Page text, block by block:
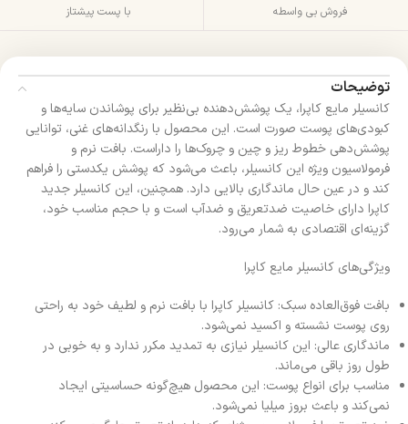
فروش بی واسطه با پست پیشتاز
توضیحات
کانسیلر مایع کاپرا، یک پوشش‌دهنده بی‌نظیر برای پوشاندن سایه‌ها و
کبودی‌های پوست صورت است. این محصول با رنگدانه‌های غنی، توانایی
پوشش‌دهی خطوط ریز و چین و چروک‌ها را داراست. بافت نرم و
فرمولاسیون ویژه این کانسیلر، باعث می‌شود که پوشش یکدستی را فراهم
کند و در عین حال ماندگاری بالایی دارد. همچنین، این کانسیلر جدید
کاپرا دارای خاصیت ضدتعریق و ضدآب است و با حجم مناسب خود،
گزینه‌ای اقتصادی به شمار می‌رود.
ویژگی‌های کانسیلر مایع کاپرا
بافت فوق‌العاده سبک: کانسیلر کاپرا با بافت نرم و لطیف خود به راحتی
روی پوست نشسته و اکسید نمی‌شود.
ماندگاری عالی: این کانسیلر نیازی به تمدید مکرر ندارد و به خوبی در
طول روز باقی می‌ماند.
مناسب برای انواع پوست: این محصول هیچ‌گونه حساسیتی ایجاد
نمی‌کند و باعث بروز میلیا نمی‌شود.